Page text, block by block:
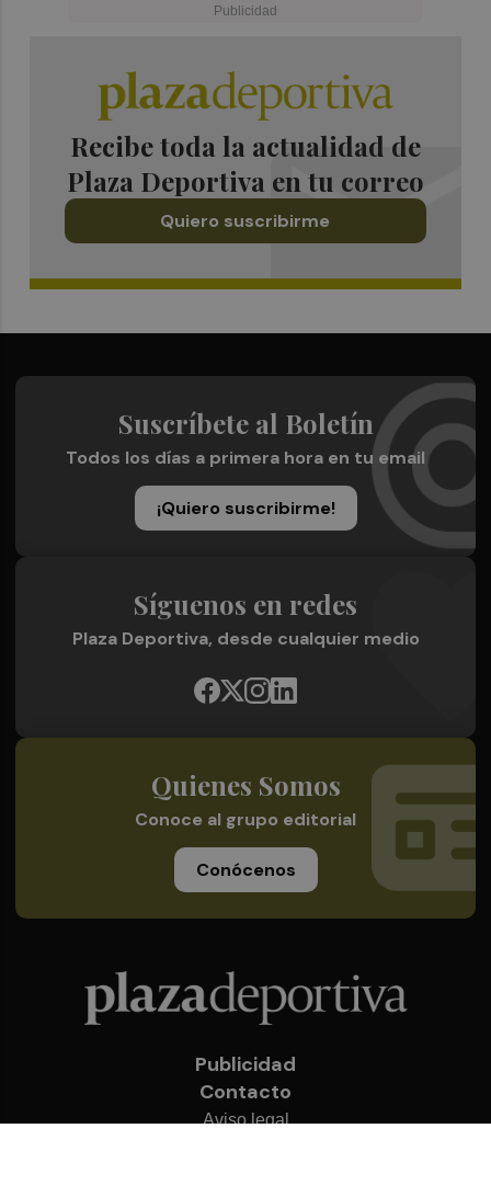
Recibe toda la actualidad de
Plaza Deportiva en tu correo
Quiero suscribirme
Suscríbete al Boletín
Todos los días a primera hora en tu email
¡Quiero suscribirme!
Síguenos en redes
Plaza Deportiva, desde cualquier medio
Quienes Somos
Conoce al grupo editorial
Conócenos
Publicidad
Contacto
Aviso legal